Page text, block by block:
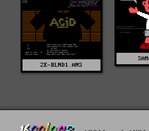
ZE-BLND1.ANS